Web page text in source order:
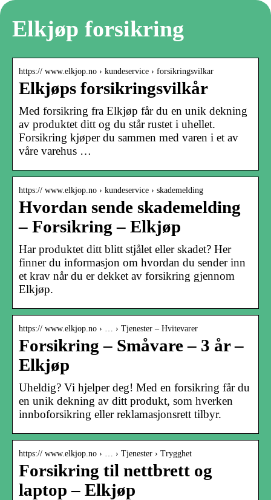
Elkjøp forsikring
https:// www.elkjop.no › kundeservice › forsikringsvilkar
Elkjøps forsikringsvilkår
Med forsikring fra Elkjøp får du en unik dekning
av produktet ditt og du står rustet i uhellet.
Forsikring kjøper du sammen med varen i et av
våre varehus …
https:// www.elkjop.no › kundeservice › skademelding
Hvordan sende skademelding
– Forsikring – Elkjøp
Har produktet ditt blitt stjålet eller skadet? Her
finner du informasjon om hvordan du sender inn
et krav når du er dekket av forsikring gjennom
Elkjøp.
https:// www.elkjop.no › … › Tjenester – Hvitevarer
Forsikring – Småvare – 3 år –
Elkjøp
Uheldig? Vi hjelper deg! Med en forsikring får du
en unik dekning av ditt produkt, som hverken
innboforsikring eller reklamasjonsrett tilbyr.
https:// www.elkjop.no › … › Tjenester › Trygghet
Forsikring til nettbrett og
laptop – Elkjøp